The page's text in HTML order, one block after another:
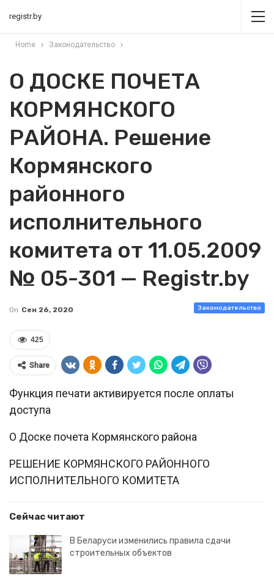
registr.by
Home Законодательство
О ДОСКЕ ПОЧЕТА
КОРМЯНСКОГО
РАЙОНА. Решение
Кормянского
районного
исполнительного
комитета от 11.05.2009
№ 05-301 — Registr.by
Законодательство
On Сен 26, 2020
425
Share
Функция печати активируется после оплаты
доступа
О Доске почета Кормянского района
РЕШЕНИЕ КОРМЯНСКОГО РАЙОННОГО
ИСПОЛНИТЕЛЬНОГО КОМИТЕТА
Сейчас читают
В Беларуси изменились правила сдачи
строительных объектов